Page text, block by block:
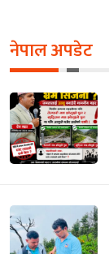
नेपाल अपडेट